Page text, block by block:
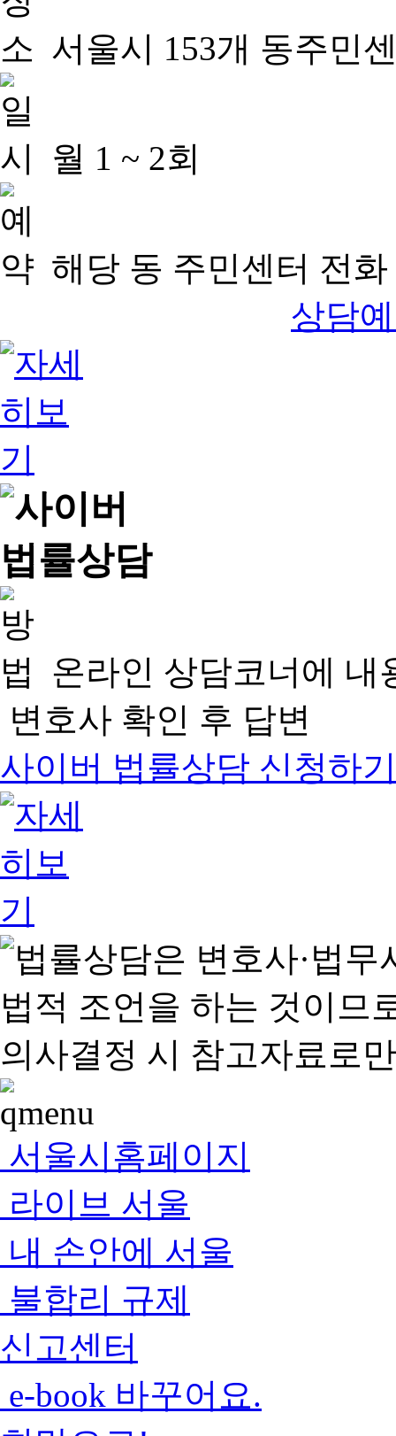
서울시 153개 동주민
월 1 ~ 2회
해당 동 주민센터 전
상담
온라인 상담코너에 내
변호사 확인 후 답변
사이버 법률상담 신청하기
서울시홈페이지
라이브 서울
내 손안에 서울
불합리 규제
신고센터
e-book 바꾸어요.